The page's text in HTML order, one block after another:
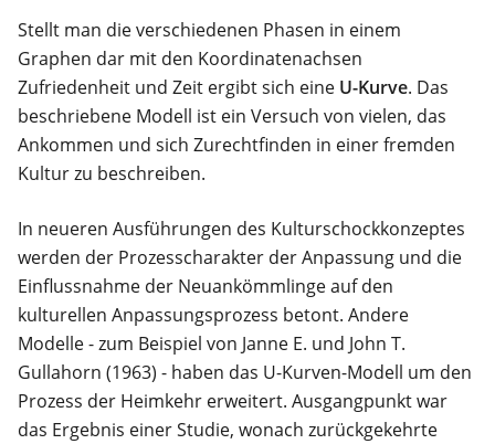
Stellt man die verschiedenen Phasen in einem
Graphen dar mit den Koordinatenachsen
Zufriedenheit und Zeit ergibt sich eine U-Kurve. Das
beschriebene Modell ist ein Versuch von vielen, das
Ankommen und sich Zurechtfinden in einer fremden
Kultur zu beschreiben.
In neueren Ausführungen des Kulturschockkonzeptes
werden der Prozesscharakter der Anpassung und die
Einflussnahme der Neuankömmlinge auf den
kulturellen Anpassungsprozess betont. Andere
Modelle - zum Beispiel von Janne E. und John T.
Gullahorn (1963) - haben das U-Kurven-Modell um den
Prozess der Heimkehr erweitert. Ausgangpunkt war
das Ergebnis einer Studie, wonach zurückgekehrte